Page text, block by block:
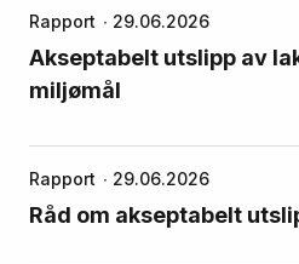
Rapport 29.06.2026
Akseptabelt utslipp av
miljømål
Rapport 29.06.2026
Råd om akseptabelt